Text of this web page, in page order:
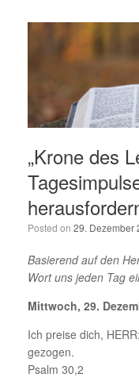
„Krone des
Posted on 29. Dezember
Basierend auf den
Wort uns jeden Tag
Mittwoch, 29.
Ich preise dich,
gezogen.
Psalm 30,2